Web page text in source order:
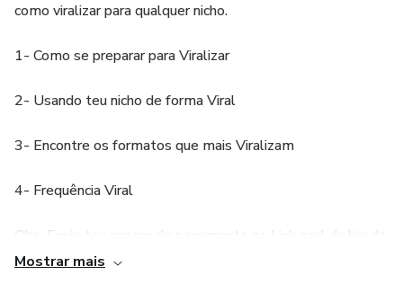
como viralizar para qualquer nicho.
1- Como se preparar para Viralizar
2- Usando teu nicho de forma Viral
3- Encontre os formatos que mais Viralizam
4- Frequência Viral
Obs: Envie teu cupom de pagamente no Link azul da bio do
Instagram @rafaelmariuzzo
Mostrar mais